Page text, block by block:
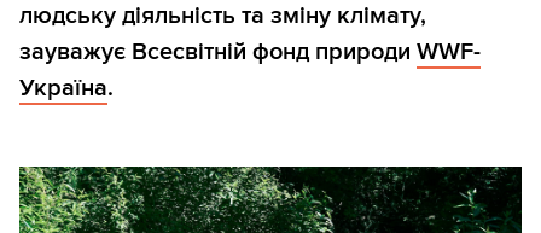
людську діяльність та зміну клімату,
зауважує Всесвітній фонд природи WWF-
Україна.